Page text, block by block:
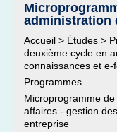
administration
Accueil > Études >
deuxième cycle en
connaissances et
Programmes
Microprogramme
affaires - gestion
entreprise